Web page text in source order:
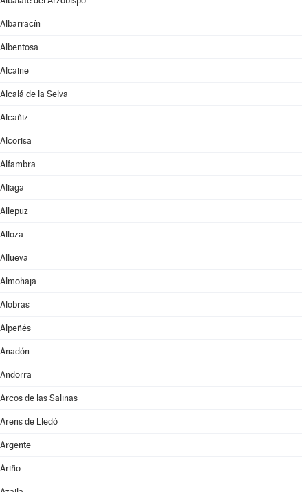
Albarracín
Albentosa
Alcaine
Alcalá de la Selva
Alcañiz
Alcorisa
Alfambra
Aliaga
Allepuz
Alloza
Allueva
Almohaja
Alobras
Alpeñés
Anadón
Andorra
Arcos de las Salinas
Arens de Lledó
Argente
Ariño